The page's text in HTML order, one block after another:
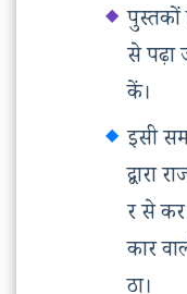
पुस्तकों
से पढ़ा
कें।
इसी
द्वारा
र से
कार